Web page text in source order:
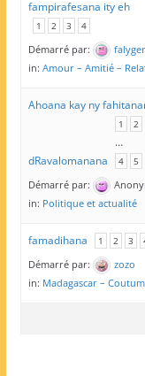
fampirafesana ity eh
1 2 3 4
Démarré par:
in: Amour – Amitié –
Ahoana kay ny
dRavalomanana
1 2
…
4 5
Démarré par:
in: Politique et actualité
famadihana 1 2 3
Démarré par:
zozo
in: Madagascar –